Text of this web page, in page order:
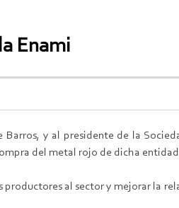
Enami
y al presidente de la
del metal rojo de dicha
al sector y mejorar la